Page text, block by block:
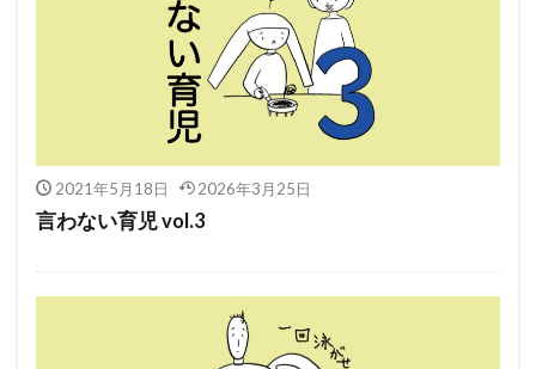
2021年5月18日 2026年3月25日
言わない育児 vol.3